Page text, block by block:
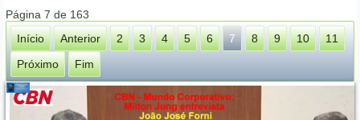
Página 7 de 163
Início
Anterior 2 3 4 5 6 7 8 9 10
11
Próximo
Fim